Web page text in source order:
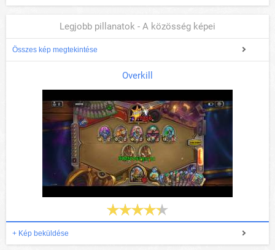
Legjobb pillanatok - A közösség képei
Összes kép megtekintése
Overkill
+ Kép beküldése